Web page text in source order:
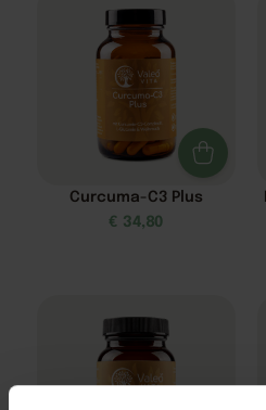
Curcuma-C3 Plus
€ 34,80